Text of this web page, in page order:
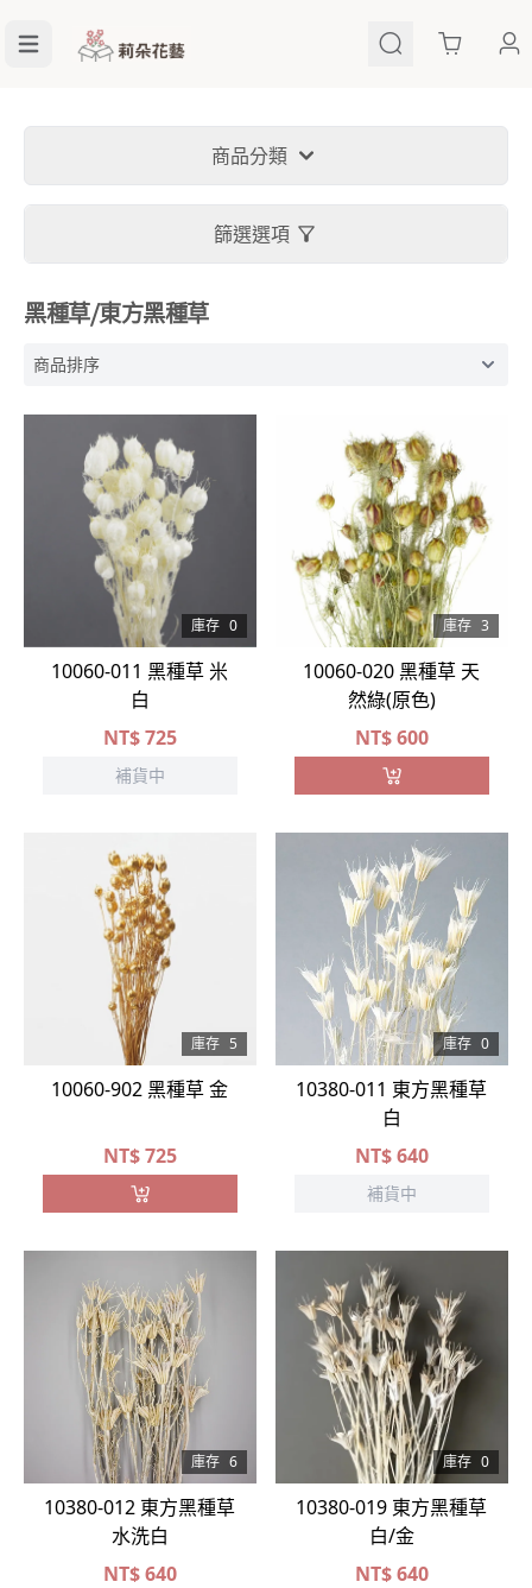
Cart
商品分類
篩選選項
黑種草⧸東方黑種草
庫存 0
10060-011 黑種草 米
白
NT$725
補貨中
庫存 3
10060-020 黑種草 天
然綠(原色)
NT$600
庫存 5
10060-902 黑種草 金
NT$725
庫存 0
10380-011 東方黑種草
白
NT$640
補貨中
庫存 6
10380-012 東方黑種草
水洗白
NT$640
庫存 0
10380-019 東方黑種草
白/金
NT$640